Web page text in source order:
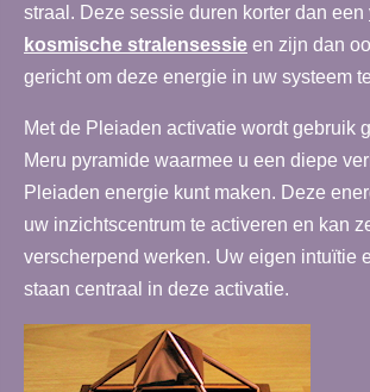
straal. Deze sessie duren korter dan een
kosmische stralensessie en zijn dan
gericht om deze energie in uw systeem
Met de Pleiaden activatie wordt gebruik
Meru pyramide waarmee u een diepe
Pleiaden energie kunt maken. Deze
uw inzichtscentrum te activeren en kan
verscherpend werken. Uw eigen intuïtie
staan centraal in deze activatie.